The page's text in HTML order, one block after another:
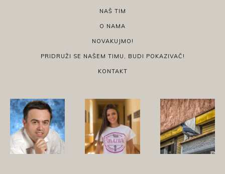
NAŠ TIM
O NAMA
NOVAKUJMO!
PRIDRUŽI SE NAŠEM TIMU, BUDI POKAZIVAČ!
KONTAKT